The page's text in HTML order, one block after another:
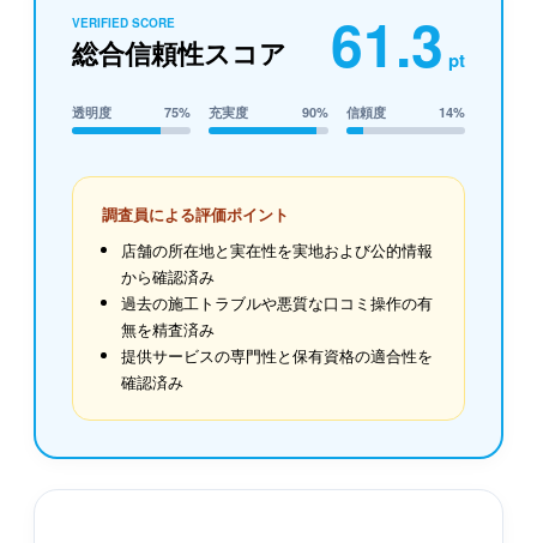
VERIFIED SCORE
総合信頼性スコア 61.3 pt
透明度 75% 充実度 90% 信頼度 14%
調査員による評価ポイント
店舗の所在地と実在性を実地および公的情報
から確認済み
過去の施工トラブルや悪質な口コミ操作の有
無を精査済み
提供サービスの専門性と保有資格の適合性を
確認済み